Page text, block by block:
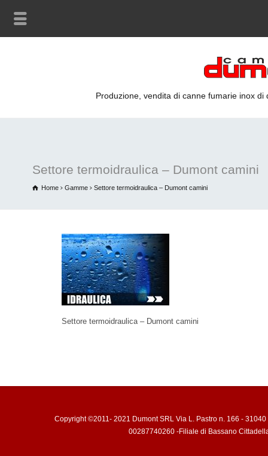
Produzione, vendita di canne fumarie inox
Settore termoidraulica – Dumont camini
Home Gamme Settore termoidraulica – Dumont camini
Settore termoidraulica – Dumont camini
Copyright ©2011- 2021 Dumont SRL Via L. Pastro n. 166 -
00287740260 -Filiale di Bassano